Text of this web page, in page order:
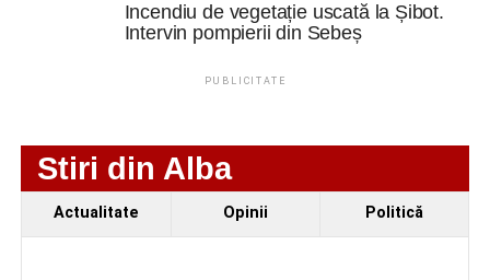
Incendiu de vegetație uscată la Șibot.
Intervin pompierii din Sebeș
PUBLICITATE
Stiri din Alba
Actualitate Opinii Politică